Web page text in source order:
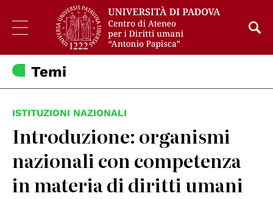
Temi
ISTITUZIONI NAZIONALI
Introduzione: organismi
nazionali con competenza
in materia di diritti umani